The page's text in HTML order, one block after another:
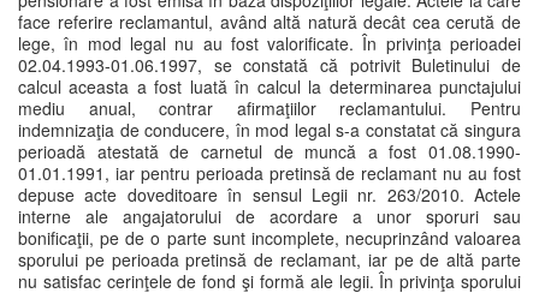
face referire reclamantul, având altă natură decât cea cerută de
lege, în mod legal nu au fost valorificate. În privinţa perioadei
02.04.1993-01.06.1997, se constată că potrivit Buletinului de
calcul aceasta a fost luată în calcul la determinarea punctajului
mediu anual, contrar afirmaţiilor reclamantului. Pentru
indemnizaţia de conducere, în mod legal s-a constatat că singura
perioadă atestată de carnetul de muncă a fost 01.08.1990-
01.01.1991, iar pentru perioada pretinsă de reclamant nu au fost
depuse acte doveditoare în sensul Legii nr. 263/2010. Actele
interne ale angajatorului de acordare a unor sporuri sau
bonificaţii, pe de o parte sunt incomplete, necuprinzând valoarea
sporului pe perioada pretinsă de reclamant, iar pe de altă parte
nu satisfac cerinţele de fond şi formă ale legii. În privinţa sporului